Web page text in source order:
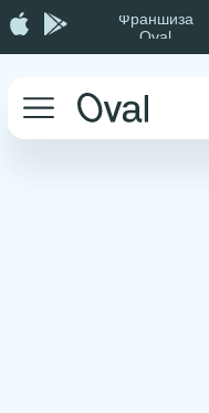
Блог
Франшиза
Oval